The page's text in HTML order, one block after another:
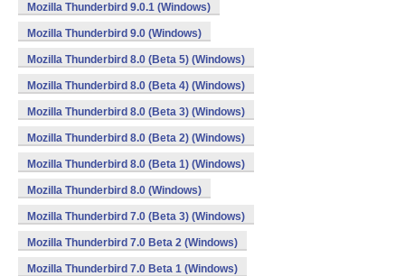
Mozilla Thunderbird 9.0.1 (Windows)
Mozilla Thunderbird 9.0 (Windows)
Mozilla Thunderbird 8.0 (Beta 5) (Windows)
Mozilla Thunderbird 8.0 (Beta 4) (Windows)
Mozilla Thunderbird 8.0 (Beta 3) (Windows)
Mozilla Thunderbird 8.0 (Beta 2) (Windows)
Mozilla Thunderbird 8.0 (Beta 1) (Windows)
Mozilla Thunderbird 8.0 (Windows)
Mozilla Thunderbird 7.0 (Beta 3) (Windows)
Mozilla Thunderbird 7.0 Beta 2 (Windows)
Mozilla Thunderbird 7.0 Beta 1 (Windows)